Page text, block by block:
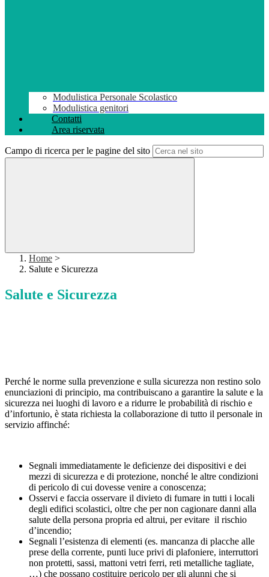
Modulistica Personale Scolastico
Modulistica genitori
Contatti
Area riservata
Campo di ricerca per le pagine del sito
Home >
Salute e Sicurezza
Salute e Sicurezza
Perché le norme sulla prevenzione e sulla sicurezza non restino solo
enunciazioni di principio, ma contribuiscano a garantire la salute e la
sicurezza nei luoghi di lavoro e a ridurre le probabilità di rischio e
d’infortunio, è stata richiesta la collaborazione di tutto il personale in
servizio affinché:
Segnali immediatamente le deficienze dei dispositivi e dei
mezzi di sicurezza e di protezione, nonché le altre condizioni
di pericolo di cui dovesse venire a conoscenza;
Osservi e faccia osservare il divieto di fumare in tutti i locali
degli edifici scolastici, oltre che per non cagionare danni alla
salute della persona propria ed altrui, per evitare il rischio
d’incendio;
Segnali l’esistenza di elementi (es. mancanza di placche alle
prese della corrente, punti luce privi di plafoniere, interruttori
non protetti, sassi, mattoni vetri ferri, reti metalliche tagliate,
…) che possano costituire pericolo per gli alunni che si